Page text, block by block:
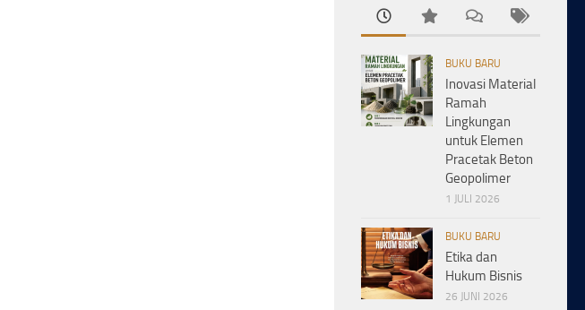
BUKU BARU
Inovasi Material
Ramah
Lingkungan
untuk Elemen
Pracetak Beton
Geopolimer
1 JULI 2026
BUKU BARU
Etika dan
Hukum Bisnis
26 JUNI 2026